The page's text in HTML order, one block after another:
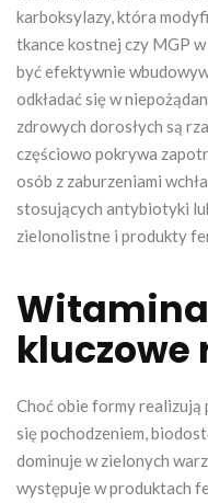
karboksylazy, która
tkance kostnej czy MGP
być efektywnie
odkładać się w
zdrowych dorosłych są
częściowo pokrywa
osób z zaburzeniami
stosujących antybiotyki
zielonolistne i produkty
Witamina
kluczowe
Choć obie formy realizują
się pochodzeniem,
dominuje w zielonych
występuje w produktach